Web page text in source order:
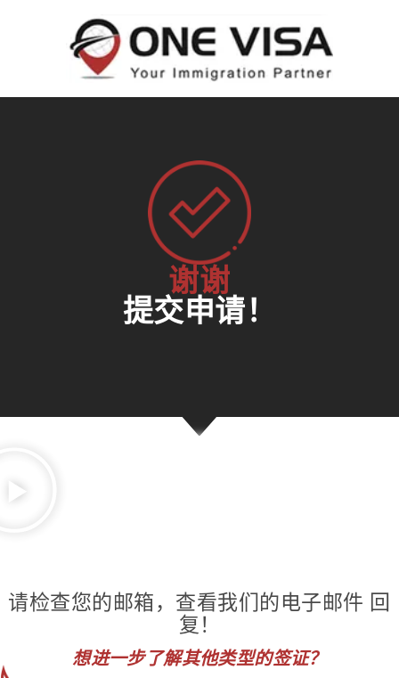
谢谢
提交申请！
请检查您的邮箱，查看我们的电子邮件 回
复！
想进一步了解其他类型的签证？